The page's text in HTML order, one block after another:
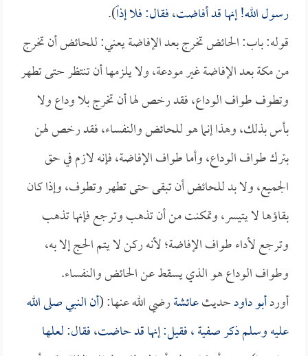
رسول الله! إنها قد أفاضت، فقال: فلا إذاً).
قوله: باب: الحائض تخرج بعد الإفاضة يعني: للحائض أن تخرج
من مكة بعد الإفاضة غير مودعة، ولا يلزمها أن تنتظر حتى تطهر
وتطوف طواف الوداع، فقد رخص لها أن تخرج بلا وداع ولا
بأس بذلك، وهذا إنما هو للحائض والنفساء، فقد رخص لهن
بترك طواف الوداع، وأما طواف الإفاضة، فإنه لازم في حق
الجميع، ولا بد للحائض أن تبقى حتى تطهر وتطوف، وإذا كان
بقاؤها لا يتيسر، وتمكنت من أن تذهب وترجع فإنها تذهب
وترجع لأداء طواف الإفاضة؛ لأنه ركن لا يتم الحج إلا به،
وطواف الوداع هو الذي يسقط عن الحائض والنفساء.
أوردأبو داودحديثعائشةرضي الله عنها: (أن النبي صلى الله
عليه وسلم ذكرصفية، فقيل: إنها قد حاضت، فقال: لعلها